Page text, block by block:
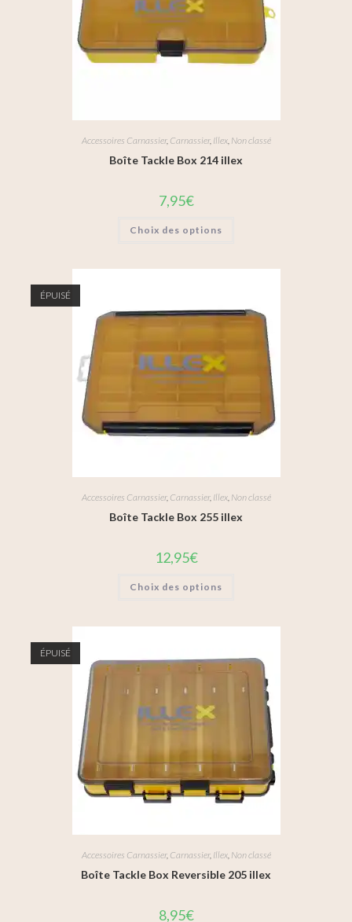
Accessoires Carnassier, Carnassier, Illex, Non classé
Boîte Tackle Box 214 illex
7,95€
Choix des options
ÉPUISÉ
Accessoires Carnassier, Carnassier, Illex, Non classé
Boîte Tackle Box 255 illex
12,95€
Choix des options
ÉPUISÉ
Accessoires Carnassier, Carnassier, Illex, Non classé
Boîte Tackle Box Reversible 205 illex
8,95€